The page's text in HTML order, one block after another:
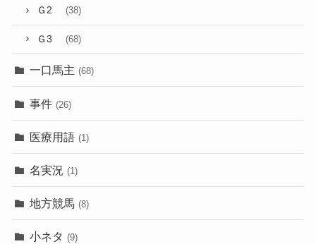
Ｇ2 (38)
Ｇ3 (68)
一口馬主 (68)
事件 (26)
医療用語 (1)
名実況 (1)
地方競馬 (8)
小ネタ (9)